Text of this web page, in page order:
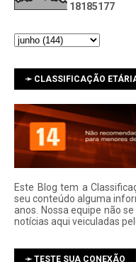
1 81 851 77
➛ CLASSIFICAÇÃO
Este Blog tem a
seu conteúdo alguma
anos. Nossa equipe não
notí­cias aqui veiculadas
➛ TESTE SUA CONEXÃO